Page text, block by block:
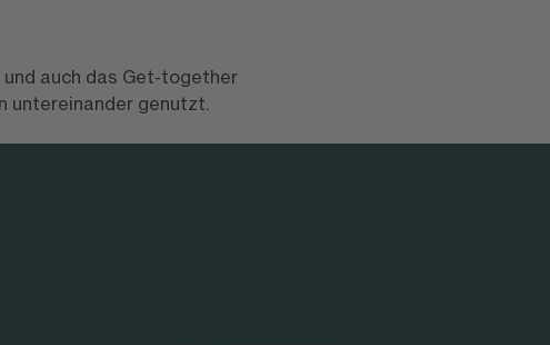
auch das Get-together
untereinander genutzt.